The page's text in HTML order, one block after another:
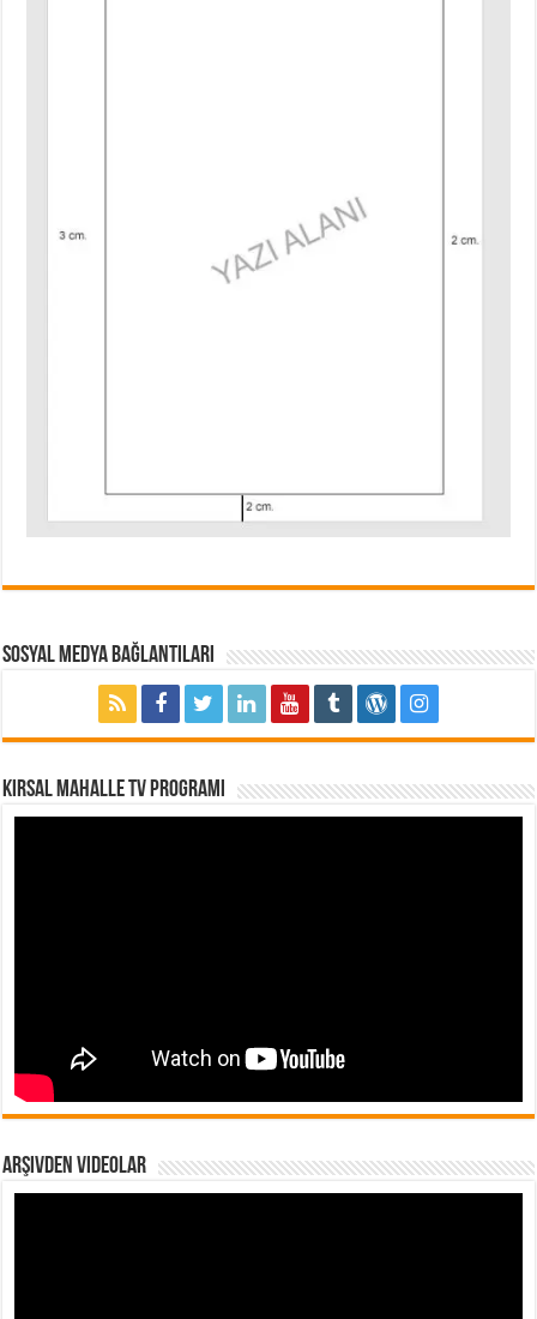
Sosyal Medya Bağlantıları
Kırsal Mahalle TV Programı
Arşivden Videolar